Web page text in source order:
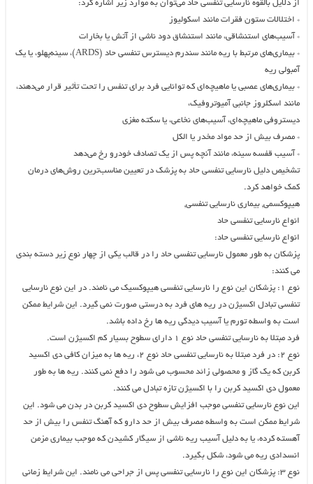
از دلایل بالقوه نارسایی تنفسی حاد می‌توان به موارد زیر اشاره کرد:
* اختلالات ستون فقرات مانند اسکولیوز
* آسیب‌های استنشاقی، مانند استنشاق دود ناشی از آتش یا بخارات
* بیماری‌های مرتبط با ریه مانند سندرم دیسترس تنفسی حاد (ARDS)، سینه‌پهلو، یا یک
آمبولی ریه
* بیماری‌های عصبی یا ماهیچه‌ای که توانایی فرد برای تنفس را تحت تأثیر قرار می‌دهند،
مانند اسکلروز جانبی آمیوتروفیک،
دیستروفی ماهیچه‌ای، آسیب‌های نخاعی، یا سکته مغزی
* مصرف بیش از حد مواد مخدر یا الکل
* آسیب قفسه سینه، مانند آنچه پس از یک تصادف خودرو رخ می‌دهد
تشخیص دلیل نارسایی تنفسی حاد به پزشک در تعیین مناسب‌ترین روش‌های درمان
کمک خواهد کرد.
هیپوکسمی, بیماری نارسایی تنفسی,
انواع نارسایی تنفسی حاد
انواع نارسایی تنفسی حاد:
پزشکان به طور معمول نارسایی تنفسی حاد را در قالب یکی از چهار نوع زیر دسته بندی
می کنند:
نوع ۱: پزشکان این نوع را نارسایی تنفسی هیپوکسیک می نامند. در این نوع نارسایی
تنفسی تبادل اکسیژن در ریه های فرد به درستی صورت نمی گیرد. این شرایط ممکن
است به واسطه تورم یا آسیب دیدگی ریه ها رخ داده باشد.
فرد مبتلا به نارسایی تنفسی حاد نوع ۱ دارای سطوح بسیار کم اکسیژن است.
نوع ۲: در فرد مبتلا به نارسایی تنفسی حاد نوع ۲، ریه ها به میزان کافی دی اکسید
کربن که یک گاز و محصولی زائد محسوب می شود را دفع نمی کنند. ریه ها به طور
معمول دی اکسید کربن را با اکسیژن تازه تبادل می کنند.
این نوع نارسایی تنفسی موجب افزایش سطوح دی اکسید کربن در بدن می شود. این
شرایط ممکن است به واسطه مصرف بیش از حد دارو که آهنگ تنفس را بیش از حد
آهسته کرده، یا به دلیل آسیب ریه ناشی از سیگار کشیدن که موجب بیماری مزمن
انسدادی ریه می شود، شکل بگیرد.
نوع ۳: پزشکان این نوع را نارسایی تنفسی پس از جراحی می نامند. این شرایط زمانی